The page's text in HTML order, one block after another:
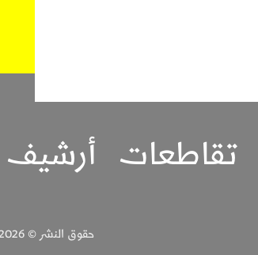
تقاطعات أرشيف
حقوق النشر © 2026 ·